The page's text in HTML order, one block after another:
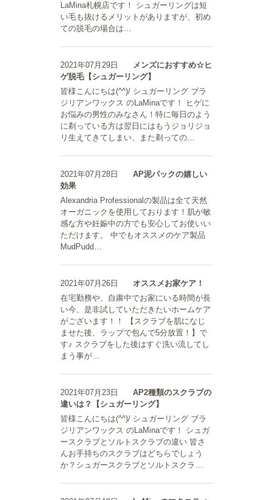
LaMina札幌店です！ シュガーリングは短
い毛も抜けるメリットがありますが、初め
ての脱毛の場合は…
2021年07月29日
メンズにおすすめ☆ヒ
ゲ脱毛【シュガーリング】
皆様こんにちは(^^)/ シュガーリング ブラ
ジリアンワックス のLaMinaです！ ヒゲに
お悩みの男性のみなさん！特に毎日のよう
に剃っている方は翌日にはもうジョリジョ
リ生えてきてしまい、また剃っての…
2021年07月28日
AP泥パックの嬉しい
効果
Alexandria Professionalの製品は全て天然
オーガニックを使用しております！肌が敏
感な方や妊娠中の方でも安心してお使いい
ただけます。 中でもオススメのケア製品
MudPudd…
2021年07月26日
オススメお家ケア！
在宅勤務や、自粛中でお家にいる時間が長
い今、是非試していただきたいホームケア
がございます！！ 【スクラブを肌になじ
ませた後、ラップで包んで5分放置！】で
す♪ スクラブをした後はすぐ洗い流してし
まう事が…
2021年07月23日
AP2種類のスクラブの
違いは？【シュガーリング】
皆様こんにちは(^^)/ シュガーリング ブラ
ジリアンワックス のLaMinaです！ シュガ
ースクラブとソルトスクラブの違い 皆さ
んお手持ちのスクラブはどちらでしょう
か？シュガースクラブとソルトスクラ…